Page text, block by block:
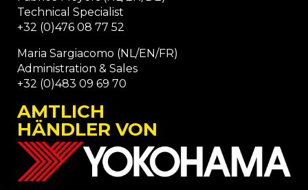
Technical Specialist
+32 (0)476 08 77 52
Maria Sargiacomo (NL/EN/FR)
Administration & Sales
+32 (0)483 09 69 70
AMTLICH
HÄNDLER VON